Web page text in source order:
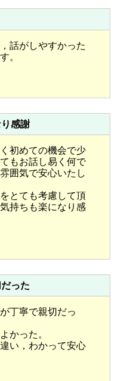
話がしやすかった
。
感謝
初めての機会で少
もお話し易く何で
囲気で安心いたし
とても考慮して頂
持ちも楽になり感
った
丁寧で親切だっ
かった。
い，わかって安心